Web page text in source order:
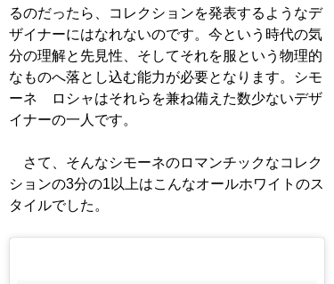
るのだったら、コレクションを発表するようなデ
ザイナーにはなれないのです。今という時代の気
分の理解と先見性、そしてそれを服という物理的
なものへ落とし込む能力が必要となります。シモ
ーネ ロシャはそれらを兼ね備えた数少ないデザ
イナーの一人です。
さて、そんなシモーネのロマンチックなコレク
ションの3分の1以上はこんなオールホワイトのス
タイルでした。